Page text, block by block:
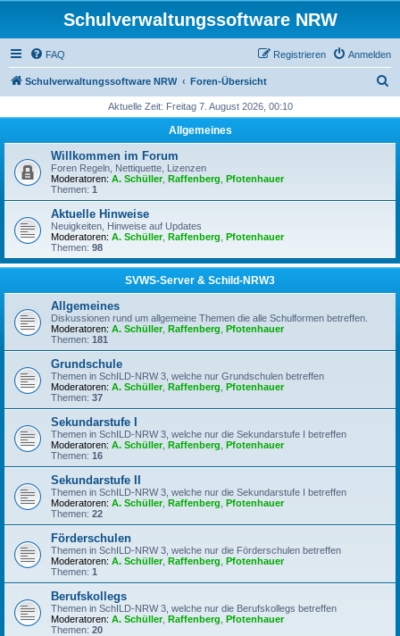
Schulverwaltungssoftware NRW
FAQ Anmelden
Registrieren
Schulverwaltungssoftware NRW Foren-Übersicht
h
Aktuelle Zeit: Freitag 7. August 2026, 00:10
Allgemeines
Willkommen im Forum
Foren Regeln, Nettiquette, Lizenzen
Moderatoren: A. Schüller, Raffenberg Pfotenhauer
Themen: 1
Aktuelle Hinweise
Neuigkeiten, Hinweise auf Updates
Moderatoren: A. Schüller, Raffenberg Pfotenhauer
Themen: 98
SVWS-Server & Schild-NRW3
Allgemeines
Diskussionen rund um allgemeine Themen die alle Schulformen betreffen.
Moderatoren: A. Schüller, Raffenberg Pfotenhauer
Themen: 181
Grundschule
Themen in SchILD-NRW 3, welche nur Grundschulen betreffen
Moderatoren: A. Schüller, Raffenberg Pfotenhauer
Themen: 37
Sekundarstufe I
Themen in SchILD-NRW 3, welche nur die Sekundarstufe I betreffen
Moderatoren: A. Schüller, Raffenberg Pfotenhauer
Themen: 16
Sekundarstufe II
Themen in SchILD-NRW 3, welche nur die Sekundarstufe I betreffen
Moderatoren: A. Schüller, Raffenberg Pfotenhauer
Themen: 22
Förderschulen
Themen in SchILD-NRW 3, welche nur die Förderschulen betreffen
Moderatoren: A. Schüller, Raffenberg Pfotenhauer
Themen: 1
Berufskollegs
Themen in SchILD-NRW 3, welche nur die Berufskollegs betreffen
Moderatoren: A. Schüller, Raffenberg Pfotenhauer
Themen: 20